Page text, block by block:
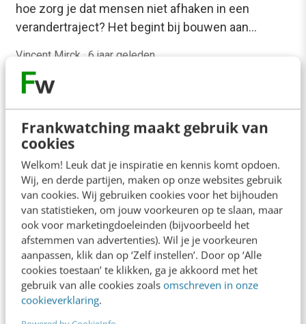
Frankwatching maakt gebruik van
cookies
Welkom! Leuk dat je inspiratie en kennis komt opdoen.
Wij, en derde partijen, maken op onze websites gebruik
van cookies. Wij gebruiken cookies voor het bijhouden
van statistieken, om jouw voorkeuren op te slaan, maar
ook voor marketingdoeleinden (bijvoorbeeld het
afstemmen van advertenties). Wil je je voorkeuren
aanpassen, klik dan op ‘Zelf instellen’. Door op ‘Alle
cookies toestaan’ te klikken, ga je akkoord met het
gebruik van alle cookies zoals omschreven in onze
cookieverklaring.
hoe zorg je dat mensen niet afhaken in een
verandertraject? Het begint bij bouwen aan…
Vincent Mirck · 6 jaar geleden
MARKETING
Medewerkers moeten meedenken over
snelle veranderingen [5 tips]
Bedrijven en organisaties staan door de
coronapandemie voor enorme uitdagingen. Net als
in de maatschappij als geheel lukken de
noodzakelijke veranderingen alleen…